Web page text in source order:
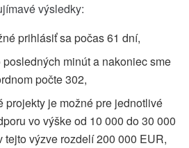
výsledky:
prihlásiť sa počas 61 dní,
minút a nakoniec sme
počte 302,
projekty je možné pre jednotlivé
vo výške od 10 000 do 30 000
tejto výzve rozdelí 200 000 EUR,